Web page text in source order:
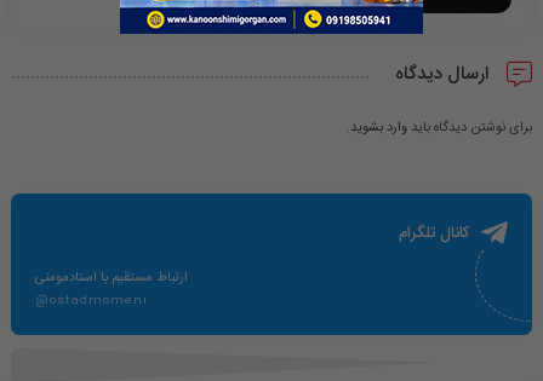
ارسال دیدگاه
برای نوشتن دیدگاه باید وارد بشوید.
کانال تلگرام
ارتباط مستقیم با استادمومنی
@ostadmomeni